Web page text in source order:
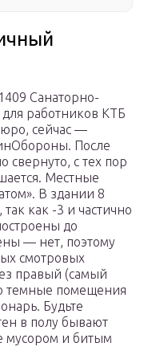
Санаторно-
работников КТБ
сейчас —
После
свернуто, с тех пор
Местные
В здании 8
как -3 и частично
до
— нет, поэтому
смотровых
правый (самый
темные помещения
Будьте
в полу бывают
мусором и битым